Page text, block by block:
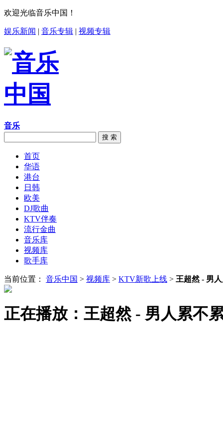
欢迎光临音乐中国！
娱乐新闻 | 音乐专辑 | 视频专辑
音乐
搜 索
首页
华语
港台
日韩
欧美
DJ歌曲
KTV伴奏
流行金曲
音乐库
视频库
歌手库
当前位置： 音乐中国 > 视频库 > KTV新歌上线 > 王超然 - 男
正在播放：王超然 - 男人累不